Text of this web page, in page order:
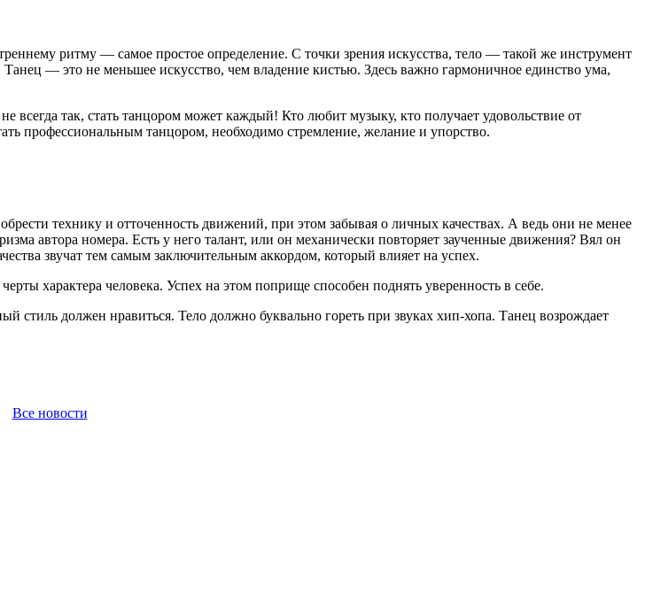
ритму — самое простое определение. С точки зрения искусства, тело — такой же инструмент
— это не меньшее искусство, чем владение кистью. Здесь важно гармоничное единство ума,
так, стать танцором может каждый! Кто любит музыку, кто получает удовольствие от
профессиональным танцором, необходимо стремление, желание и упорство.
технику и отточенность движений, при этом забывая о личных качествах. А ведь они не менее
автора номера. Есть у него талант, или он механически повторяет заученные движения? Вял он
звучат тем самым заключительным аккордом, который влияет на успех.
характера человека. Успех на этом поприще способен поднять уверенность в себе.
стиль должен нравиться. Тело должно буквально гореть при звуках хип-хопа. Танец возрождает
Все новости